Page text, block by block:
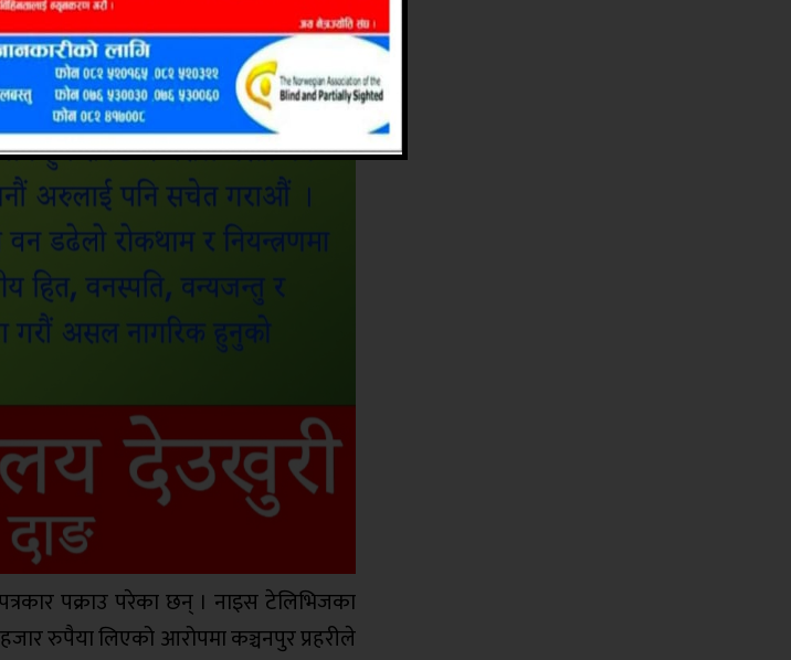
पक्राउ परेका छन् । नाइस टेलिभिजका
हजार रुपैया लिएको आरोपमा कञ्चनपुर प्रहरीले